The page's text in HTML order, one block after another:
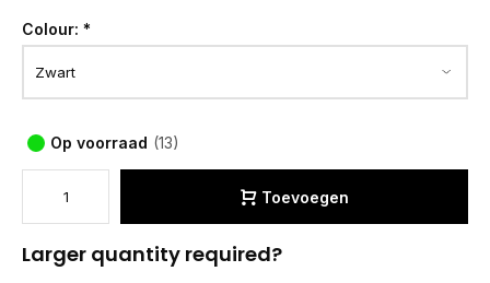
Colour: *
Op voorraad (13)
Toevoegen
Larger quantity required?